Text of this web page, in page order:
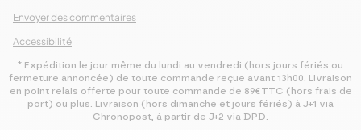
Envoyer des commentaires
Accessibilité
* Expédition le jour même du lundi au vendredi (hors jours fériés ou
fermeture annoncée) de toute commande reçue avant 13h00. Livraison
en point relais offerte pour toute commande de 89€TTC (hors frais de
port) ou plus. Livraison (hors dimanche et jours fériés) à J+1 via
Chronopost, à partir de J+2 via DPD.